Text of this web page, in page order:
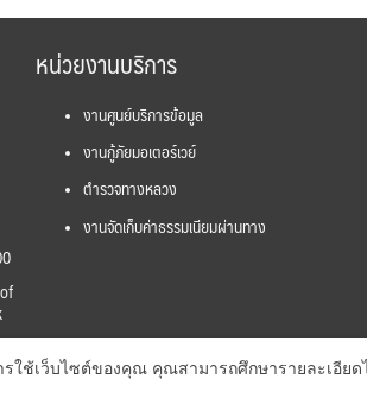
หน่วยงานบริการ
งานศูนย์บริการข้อมูล
งานกู้ภัยมอเตอร์เวย์
ตำรวจทางหลวง
งานจัดเก็บค่าธรรมเนียมผ่านทาง
ใช้เว็บไซต์ของคุณ คุณสามารถศึกษารายละเอียด